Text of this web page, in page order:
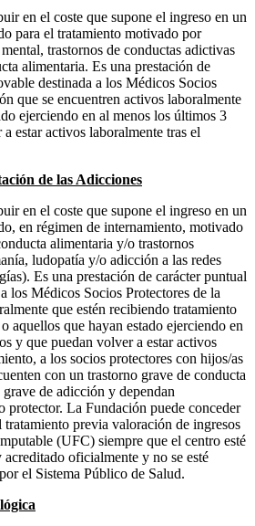
en el coste que supone el ingreso en un
para el tratamiento motivado por
trastornos de conductas adictivas
alimentaria. Es una prestación de
destinada a los Médicos Socios
que se encuentren activos laboralmente
ejerciendo en al menos los últimos 3
estar activos laboralmente tras el
de las Adicciones
en el coste que supone el ingreso en un
en régimen de internamiento, motivado
alimentaria y/o trastornos
ludopatía y/o adicción a las redes
Es una prestación de carácter puntual
los Médicos Socios Protectores de la
que estén recibiendo tratamiento
aquellos que hayan estado ejerciendo en
y que puedan volver a estar activos
a los socios protectores con hijos/as
con un trastorno grave de conducta
de adicción y dependan
protector. La Fundación puede conceder
tratamiento previa valoración de ingresos
(UFC) siempre que el centro esté
oficialmente y no se esté
el Sistema Público de Salud.